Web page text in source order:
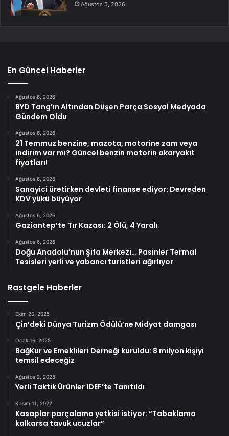
Ağustos 5, 2026
En Güncel Haberler
Ağustos 6, 2026
BYD Tang’ın Altından Düşen Parça Sosyal Medyada
Gündem Oldu
Ağustos 6, 2026
21 Temmuz benzine, mazota, motorine zam veya
indirim var mı? Güncel benzin motorin akaryakıt
fiyatları!
Ağustos 6, 2026
Sanayici üretirken devleti finanse ediyor: Devreden
KDV yükü büyüyor
Ağustos 6, 2026
Gaziantep’te Tır Kazası: 2 Ölü, 4 Yaralı
Ağustos 6, 2026
Doğu Anadolu’nun Şifa Merkezi… Pasinler Termal
Tesisleri yerli ve yabancı turistleri ağırlıyor
Rastgele Haberler
Ekim 20, 2025
Çin’deki Dünya Turizm Ödülü’ne Midyat damgası
Ocak 16, 2025
BağKur ve Emeklileri Derneği kuruldu: 8 milyon kişiyi
temsil edeceğiz
Ağustos 2, 2025
Yerli Taktik Ürünler IDEF’te Tanıtıldı
Kasım 11, 2022
Kasaplar parçalama yetkisi istiyor: “Tabaklama
kalkarsa tavuk ucuzlar”